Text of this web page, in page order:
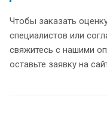
Чтобы заказать
специалистов или
свяжитесь с нашими
оставьте заявку на